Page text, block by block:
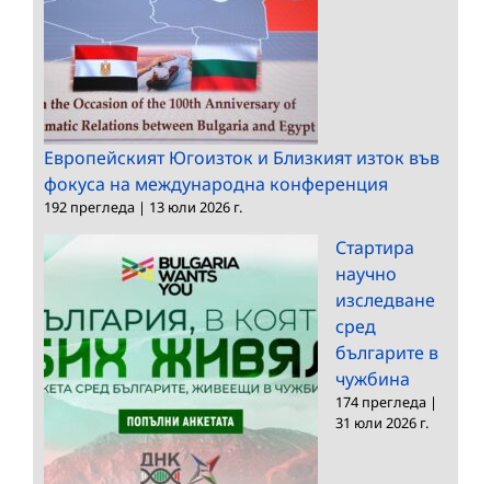
Европейският Югоизток и Близкият изток във
фокуса на международна конференция
192 прегледа | 13 юли 2026 г.
Стартира
научно
изследване
сред
българите в
чужбина
174 прегледа |
31 юли 2026 г.